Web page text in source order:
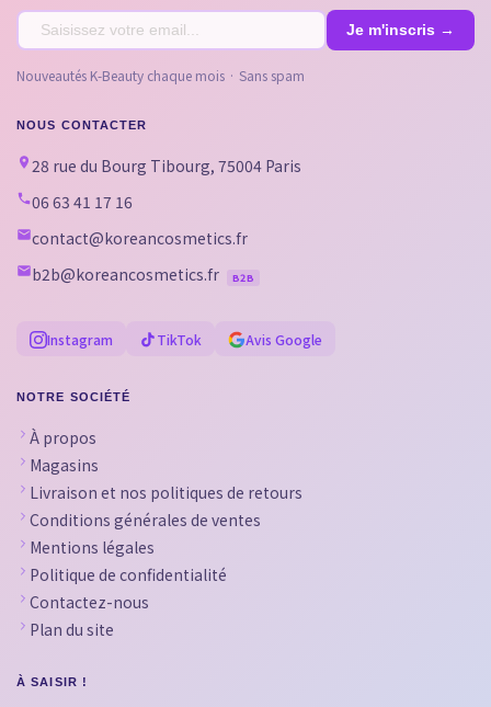
Nouveautés K-Beauty chaque mois · Sans spam
NOUS CONTACTER
28 rue du Bourg Tibourg, 75004 Paris
06 63 41 17 16
contact@koreancosmetics.fr
b2b@koreancosmetics.fr
B2B
Instagram TikTok Avis Google
NOTRE SOCIÉTÉ
À propos
Magasins
Livraison et nos politiques de retours
Conditions générales de ventes
Mentions légales
Politique de confidentialité
Contactez-nous
Plan du site
À SAISIR !